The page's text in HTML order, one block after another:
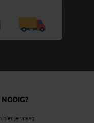
hier je vraag